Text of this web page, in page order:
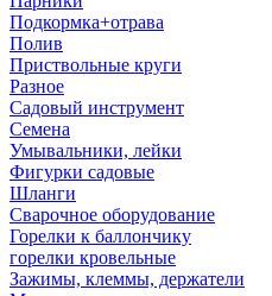
Подкормка+отрава
Полив
Приствольные круги
Разное
Садовый инструмент
Семена
Умывальники, лейки
Фигурки садовые
Шланги
Сварочное оборудование
Горелки к баллончику
горелки кровельные
Зажимы, клеммы, держатели